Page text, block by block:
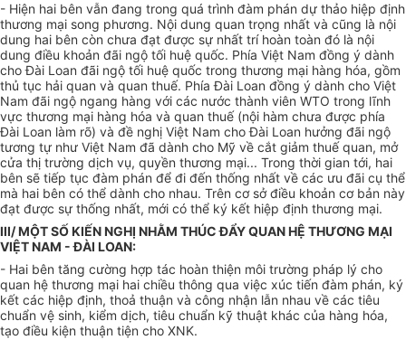
- Hiện hai bên vẫn đang trong quá trình đàm phán dự thảo hiệp định
thương mại song phương. Nội dung quan trọng nhất và cũng là nội
dung hai bên còn chưa đạt được sự nhất trí hoàn toàn đó là nội
dung điều khoản đãi ngộ tối huệ quốc. Phía Việt Nam đồng ý dành
cho Đài Loan đãi ngộ tối huệ quốc trong thương mại hàng hóa, gồm
thủ tục hải quan và quan thuế. Phía Đài Loan đồng ý dành cho Việt
Nam đãi ngộ ngang hàng với các nước thành viên WTO trong lĩnh
vực thương mại hàng hóa và quan thuế (nội hàm chưa được phía
Đài Loan làm rõ) và đề nghị Việt Nam cho Đài Loan hưởng đãi ngộ
tương tự như Việt Nam đã dành cho Mỹ về cắt giảm thuế quan, mở
cửa thị trường dịch vụ, quyền thương mại... Trong thời gian tới, hai
bên sẽ tiếp tục đàm phán để đi đến thống nhất về các ưu đãi cụ thể
mà hai bên có thể dành cho nhau. Trên cơ sở điều khoản cơ bản này
đạt được sự thống nhất, mới có thể ký kết hiệp định thương mại.
III/ MỘT SỐ KIẾN NGHỊ NHẰM THÚC ĐẨY QUAN HỆ THƯƠNG MẠI
VIỆT NAM - ĐÀI LOAN:
- Hai bên tăng cường hợp tác hoàn thiện môi trường pháp lý cho
quan hệ thương mại hai chiều thông qua việc xúc tiến đàm phán, ký
kết các hiệp định, thoả thuận và công nhận lẫn nhau về các tiêu
chuẩn vệ sinh, kiểm dịch, tiêu chuẩn kỹ thuật khác của hàng hóa,
tạo điều kiện thuận tiện cho XNK.